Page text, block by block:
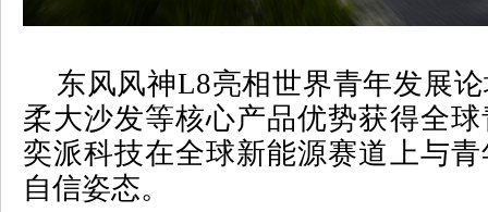
东风风神L8亮相世界青年发展
柔大沙发等核心产品优势获得全
奕派科技在全球新能源赛道上与
自信姿态。